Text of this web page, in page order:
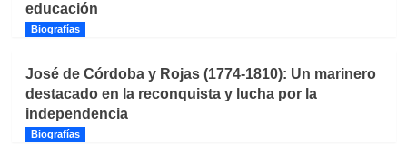
educación
Biografías
José de Córdoba y Rojas (1774-1810): Un marinero
destacado en la reconquista y lucha por la
independencia
Biografías